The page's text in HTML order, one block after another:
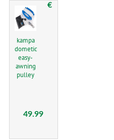
kampa
dometic
easy-
awning
pulley
€
49.99